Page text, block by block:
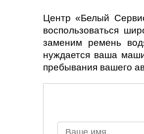
Центр «Белый
воспользоваться
заменим ремень
нуждается ваша
пребывания вашего